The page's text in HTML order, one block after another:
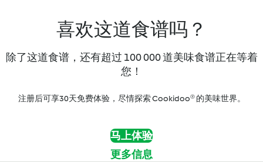
喜欢这道食谱吗？
除了这道食谱，还有超过 100 000 道美味食谱正在等着
您！
注册后可享30天免费体验，尽情探索 Cookidoo® 的美味世界。
马上体验
更多信息